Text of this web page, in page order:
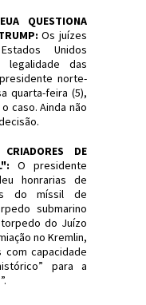
QUESTIONA
Os juízes
Unidos
legalidade das
norte-
quarta-feira (5),
caso. Ainda não
DE
O presidente
honrarias de
do míssil de
submarino
do Juízo
no Kremlin,
com capacidade
para a